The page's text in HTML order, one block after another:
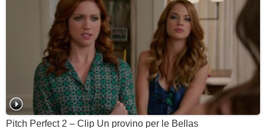
Pitch Perfect 2 – Clip Un provino per le Bellas